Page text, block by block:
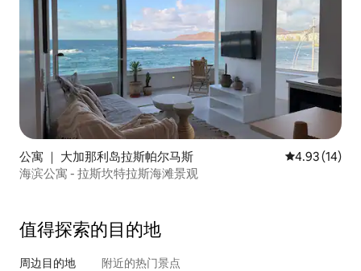
公寓 ｜ 大加那利岛拉斯帕尔马斯 平均评分
4.93 (14)
海滨公寓 - 拉斯坎特拉斯海滩景观
值得探索的目的地
周边目的地 附近的热门景点